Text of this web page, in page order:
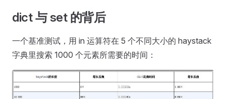
dict 与 set 的背后
一个基准测试，用 in 运算符在 5 个不同大小的 haystack
字典里搜索 1000 个元素所需要的时间：